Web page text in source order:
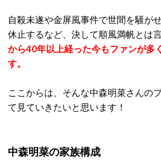
自殺未遂や金屏風事件で世間を騒が
休止するなど、決して順風満帆とは
から40年以上経った今もファンが多
す。
ここからは、そんな中森明菜さんの
て見ていきたいと思います！
中森明菜の家族構成